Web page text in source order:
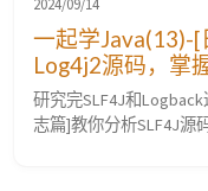
2024/09/14
一起学Java(13)-[
Log4j2源码，掌
理
研究完SLF4J和
志篇]教你分析SLF4J源